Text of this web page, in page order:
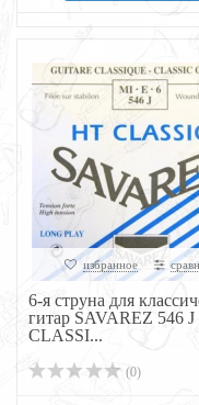
избранное
6-я струна для
гитар SAVAREZ 546
CLASSI...
(0)